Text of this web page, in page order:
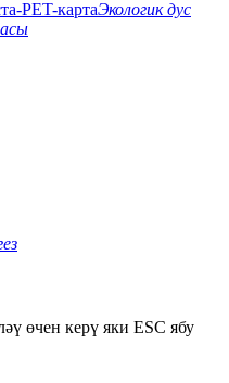
Экологик дус
өчен керү яки ESC ябу